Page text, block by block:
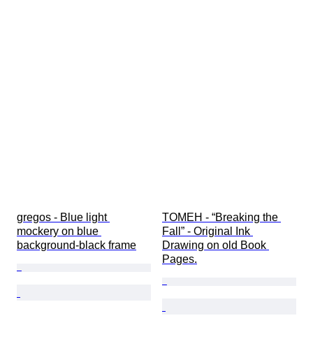
gregos - Blue light
mockery on blue
background-black frame
TOMEH - “Breaking the
Fall” - Original Ink
Drawing on old Book
Pages.